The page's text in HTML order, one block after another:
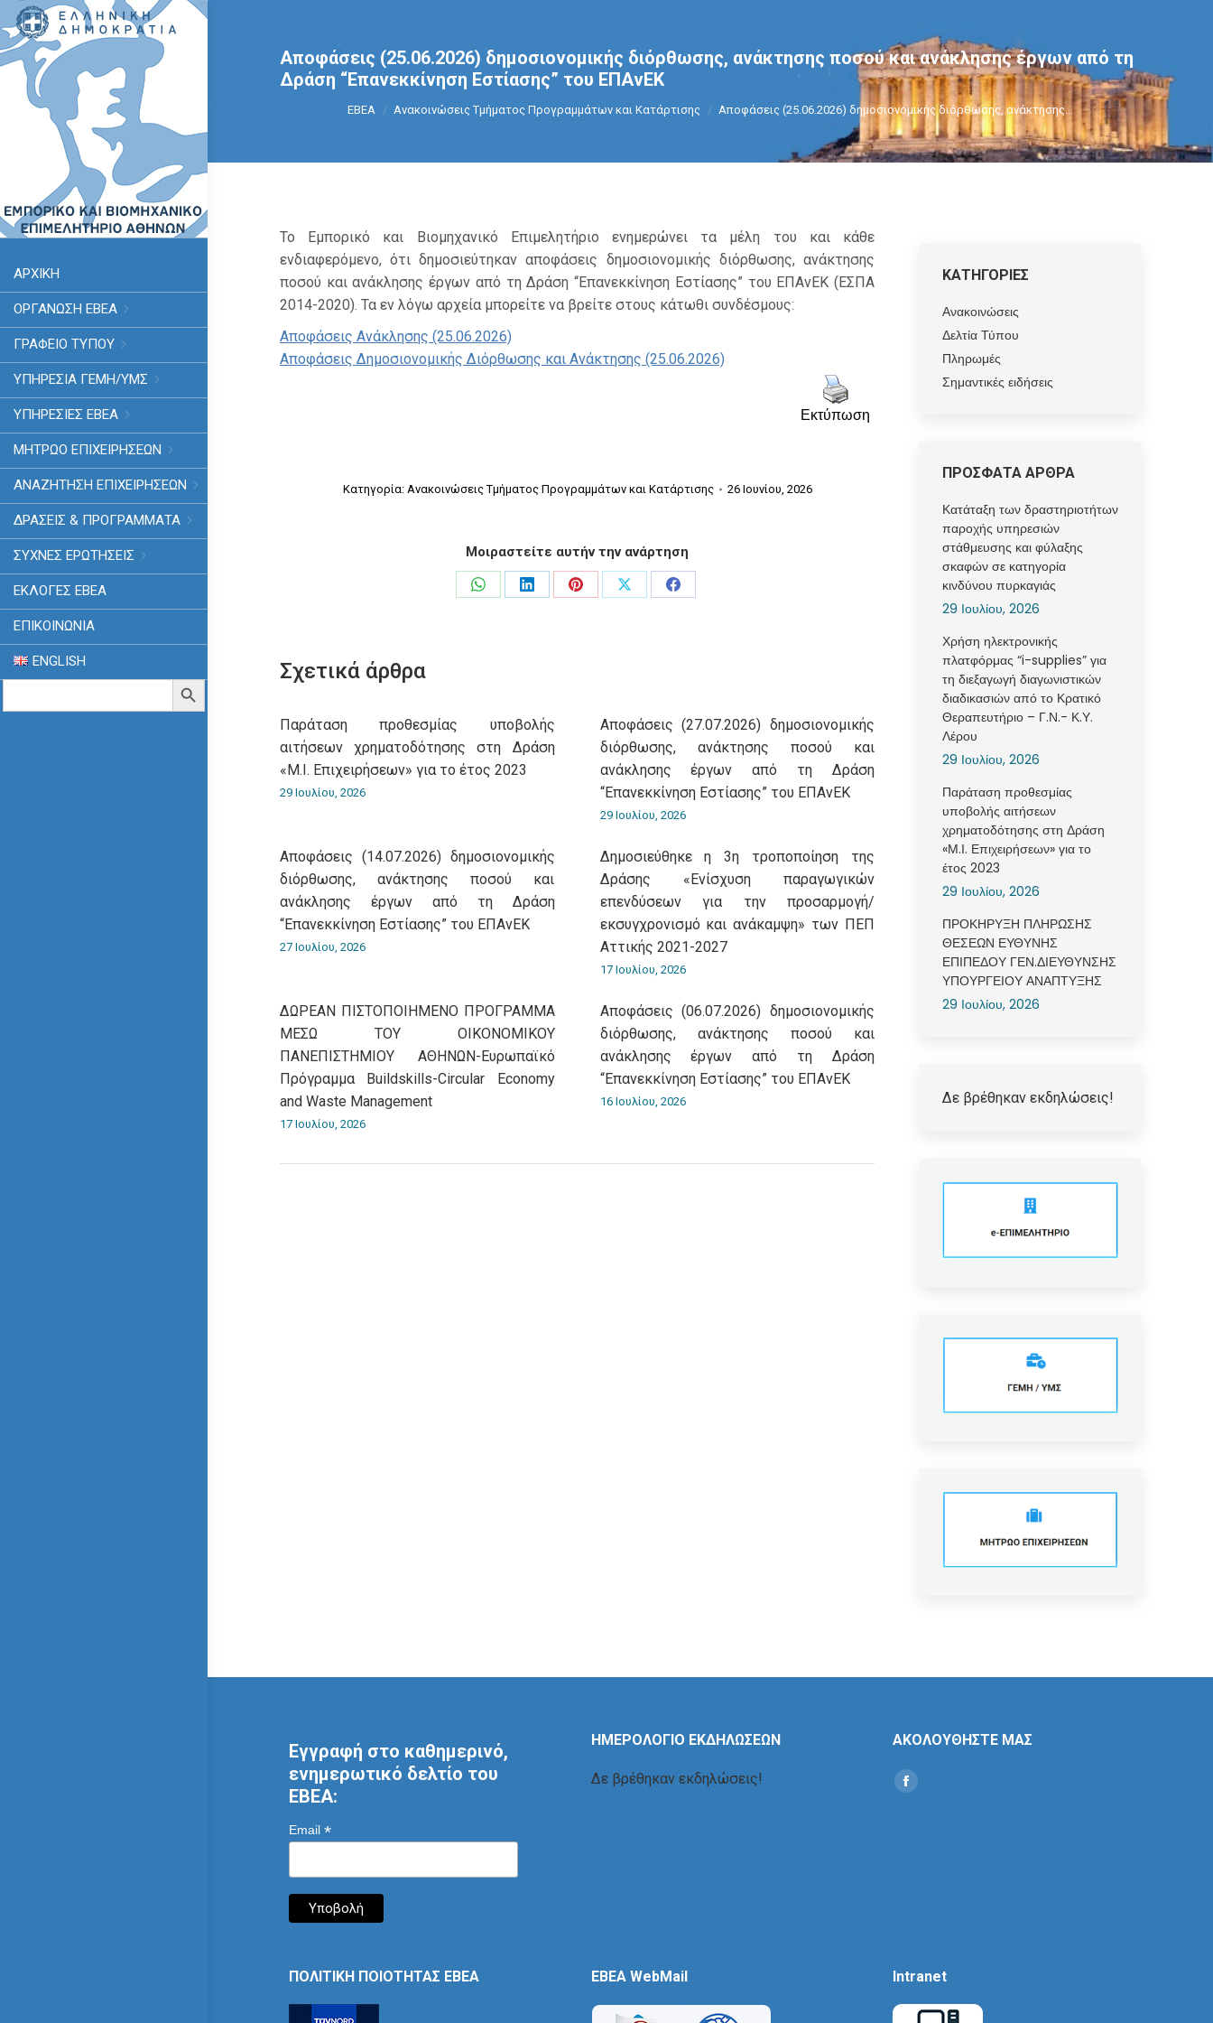
ΑΡΧΙΚΗ
ΟΡΓΑΝΩΣΗ ΕΒΕΑ
ΓΡΑΦΕΙΟ ΤΥΠΟΥ
ΥΠΗΡΕΣΊΑ ΓΕΜΗ/ΥΜΣ
ΥΠΗΡΕΣΙΕΣ ΕΒΕΑ
ΜΗΤΡΩΟ ΕΠΙΧΕΙΡΗΣΕΩΝ
ΑΝΑΖΗΤΗΣΗ ΕΠΙΧΕΙΡΗΣΕΩΝ
ΔΡΑΣΕΙΣ & ΠΡΟΓΡΑΜΜΑΤΑ
ΣΥΧΝΕΣ ΕΡΩΤΗΣΕΙΣ
ΕΚΛΟΓΈΣ ΕΒΕΑ
ΕΠΙΚΟΙΝΩΝΙΑ
ENGLISH
Search
Search Button
Αποφάσεις (25.06.2026) δημοσιονομικής διόρθωσης, ανάκτησης ποσού και ανάκλησης έργων από τη
Δράση “Επανεκκίνηση Εστίασης” του ΕΠΑνΕΚ
You are here:
ΕΒΕΑ Ανακοινώσεις Τμήματος Προγραμμάτων και Κατάρτισης Αποφάσεις (25.06.2026) δημοσιονομικής διόρθωσης, ανάκτησης…
Το Εμπορικό και Βιομηχανικό Επιμελητήριο ενημερώνει τα μέλη του και κάθε
ενδιαφερόμενο, ότι δημοσιεύτηκαν αποφάσεις δημοσιονομικής διόρθωσης, ανάκτησης
ποσού και ανάκλησης έργων από τη Δράση “Επανεκκίνηση Εστίασης” του ΕΠΑνΕΚ (ΕΣΠΑ
2014-2020). Τα εν λόγω αρχεία μπορείτε να βρείτε στους κάτωθι συνδέσμους:
Αποφάσεις Ανάκλησης (25.06.2026)
Αποφάσεις Δημοσιονομικής Διόρθωσης και Ανάκτησης (25.06.2026)
Εκτύπωση
Κατηγορία: Ανακοινώσεις Τμήματος Προγραμμάτων και Κατάρτισης 26 Ιουνίου, 2026
Μοιραστείτε αυτήν την ανάρτηση
Share
Share
Share
Share
Share
Σχετικά άρθρα
Παράταση προθεσμίας υποβολής
αιτήσεων χρηματοδότησης στη Δράση
«Μ.Ι. Επιχειρήσεων» για το έτος 2023
29 Ιουλίου, 2026
Αποφάσεις (27.07.2026) δημοσιονομικής
διόρθωσης, ανάκτησης ποσού και
ανάκλησης έργων από τη Δράση
“Επανεκκίνηση Εστίασης” του ΕΠΑνΕΚ
29 Ιουλίου, 2026
Αποφάσεις (14.07.2026) δημοσιονομικής
διόρθωσης, ανάκτησης ποσού και
ανάκλησης έργων από τη Δράση
“Επανεκκίνηση Εστίασης” του ΕΠΑνΕΚ
27 Ιουλίου, 2026
Δημοσιεύθηκε η 3η τροποποίηση της
Δράσης «Ενίσχυση παραγωγικών
επενδύσεων για την προσαρμογή/
εκσυγχρονισμό και ανάκαμψη» των ΠΕΠ
Αττικής 2021-2027
17 Ιουλίου, 2026
ΔΩΡΕΑΝ ΠΙΣΤΟΠΟΙΗΜΕΝΟ ΠΡΟΓΡΑΜΜΑ
ΜΕΣΩ ΤΟΥ ΟΙΚΟΝΟΜΙΚΟΥ
ΠΑΝΕΠΙΣΤΗΜΙΟΥ ΑΘΗΝΩΝ-Ευρωπαϊκό
Πρόγραμμα Βuildskills-Circular Economy
and Waste Management
17 Ιουλίου, 2026
Αποφάσεις (06.07.2026) δημοσιονομικής
διόρθωσης, ανάκτησης ποσού και
ανάκλησης έργων από τη Δράση
“Επανεκκίνηση Εστίασης” του ΕΠΑνΕΚ
16 Ιουλίου, 2026
ΚΑΤΗΓΟΡΙΕΣ
Ανακοινώσεις
Δελτία Τύπου
Πληρωμές
Σημαντικές ειδήσεις
ΠΡΟΣΦΑΤΑ ΑΡΘΡΑ
Κατάταξη των δραστηριοτήτων
παροχής υπηρεσιών
στάθμευσης και φύλαξης
σκαφών σε κατηγορία
κινδύνου πυρκαγιάς
29 Ιουλίου, 2026
Χρήση ηλεκτρονικής
πλατφόρμας “i-supplies” για
τη διεξαγωγή διαγωνιστικών
διαδικασιών από το Κρατικό
Θεραπευτήριο – Γ.Ν.- Κ.Υ.
Λέρου
29 Ιουλίου, 2026
Παράταση προθεσμίας
υποβολής αιτήσεων
χρηματοδότησης στη Δράση
«Μ.Ι. Επιχειρήσεων» για το
έτος 2023
29 Ιουλίου, 2026
ΠΡΟΚΗΡΥΞΗ ΠΛΗΡΩΣΗΣ
ΘΕΣΕΩΝ ΕΥΘΥΝΗΣ
ΕΠΙΠΕΔΟΥ ΓΕΝ.ΔΙΕΥΘΥΝΣΗΣ
ΥΠΟΥΡΓΕΙΟΥ ΑΝΑΠΤΥΞΗΣ
29 Ιουλίου, 2026
Δε βρέθηκαν εκδηλώσεις!
Εγγραφή στο καθημερινό,
ενημερωτικό δελτίο του
ΕΒΕΑ:
Email *
ΗΜΕΡΟΛΟΓΙΟ ΕΚΔΗΛΩΣΕΩΝ
Δε βρέθηκαν εκδηλώσεις!
ΑΚΟΛΟΥΘΗΣΤΕ ΜΑΣ
Find us on:
Social
ΠΟΛΙΤΙΚΗ ΠΟΙΟΤΗΤΑΣ ΕΒΕΑ EBEA WebMail Intranet